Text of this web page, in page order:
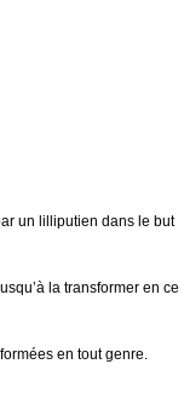
un lilliputien dans le but
la transformer en ce
en tout genre.